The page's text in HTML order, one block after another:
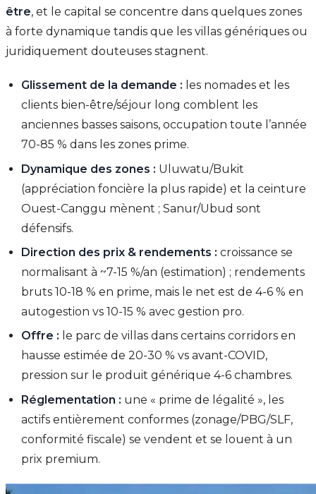
être, et le capital se concentre dans quelques zones
à forte dynamique tandis que les villas génériques ou
juridiquement douteuses stagnent.
Glissement de la demande : les nomades et les
clients bien-être/séjour long comblent les
anciennes basses saisons, occupation toute l’année
70-85 % dans les zones prime.
Dynamique des zones : Uluwatu/Bukit
(appréciation foncière la plus rapide) et la ceinture
Ouest-Canggu mènent ; Sanur/Ubud sont
défensifs.
Direction des prix & rendements : croissance se
normalisant à ~7-15 %/an (estimation) ; rendements
bruts 10-18 % en prime, mais le net est de 4-6 % en
autogestion vs 10-15 % avec gestion pro.
Offre : le parc de villas dans certains corridors en
hausse estimée de 20-30 % vs avant-COVID,
pression sur le produit générique 4-6 chambres.
Réglementation : une « prime de légalité », les
actifs entièrement conformes (zonage/PBG/SLF,
conformité fiscale) se vendent et se louent à un
prix premium.